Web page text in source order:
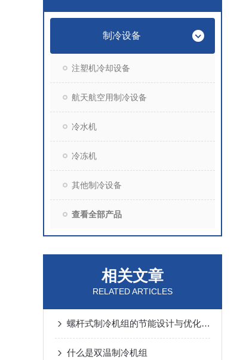
制冷设备
注塑机冷却设备
航天航空用制冷设备
冷水机
冷冻机
其他制冷设备
查看全部产品
相关文章
RELATED ARTICLES
螺杆式制冷机组的节能设计与优化策略
什么是双温制冷机组